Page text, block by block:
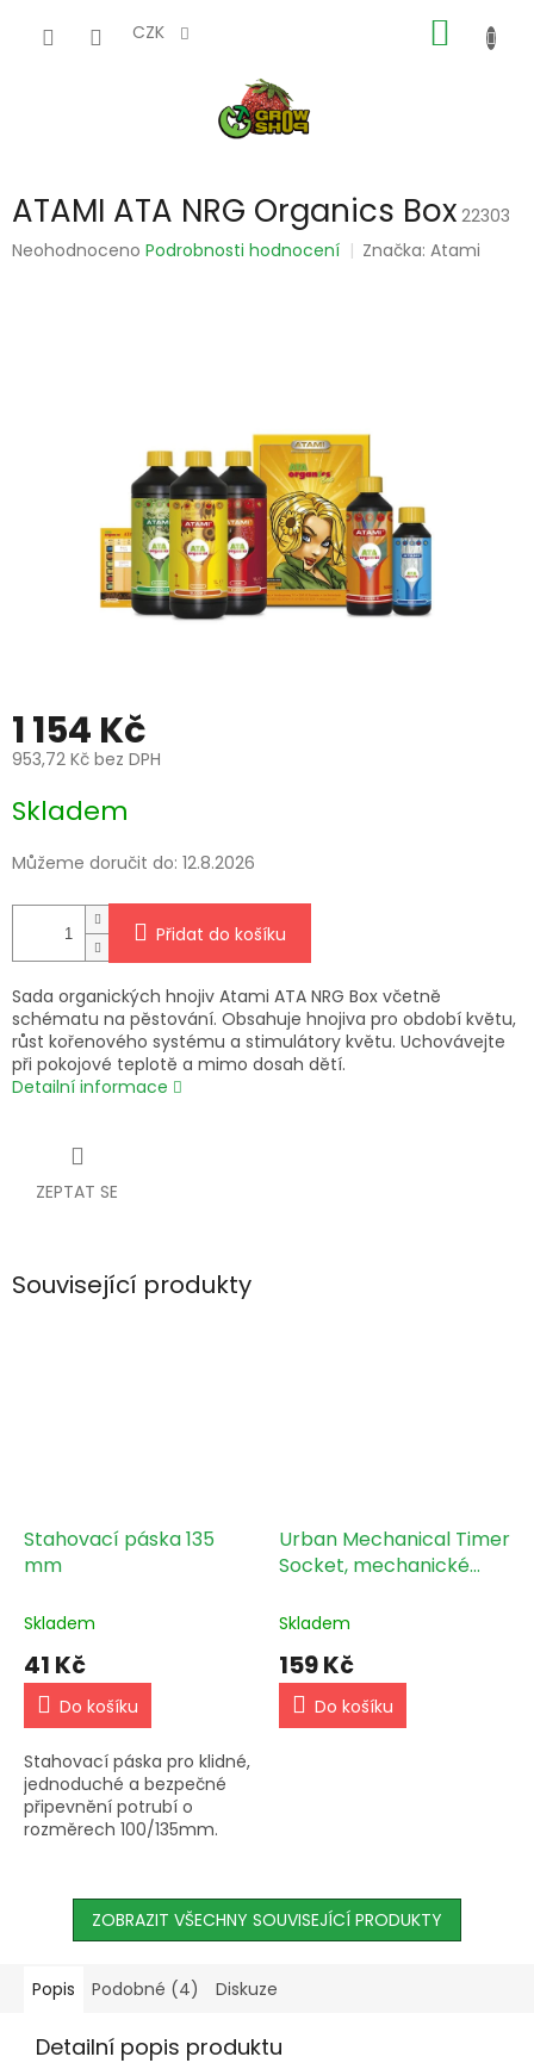
CZK
KOŠÍK
ATAMI ATA NRG Organics Box 22303
Průměrné
Neohodnoceno Podrobnosti hodnocení Značka:Atami
1 154 Kč
953,72 Kč bez DPH
cena:
Skladem
Můžeme doručit do: 12.8.2026
Přidat do košíku
Sada organických hnojiv Atami ATA NRG Box včetně
schématu na pěstování. Obsahuje hnojiva pro období květu,
růst kořenového systému a stimulátory květu. Uchovávejte
při pokojové teplotě a mimo dosah dětí.
Detailní informace
ZEPTAT SE
Související produkty
Stahovací páska 135
mm
Skladem
41 Kč
Do košíku
Stahovací páska pro klidné,
jednoduché a bezpečné
připevnění potrubí o
rozměrech 100/135mm.
combiflex a sonoflex.
Urban Mechanical Timer
Socket, mechanické
Skladem
159 Kč
Do košíku
ZOBRAZIT VŠECHNY SOUVISEJÍCÍ PRODUKTY
Popis Podobné (4) Diskuze
Detailní popis produktu